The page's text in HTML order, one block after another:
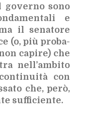
go­ver­no sono
e
il se­na­to­re
(o, più pro­ba­
ca­pi­re) che
nel­l’am­bi­to
con
che, però,
suf­fi­cien­te.